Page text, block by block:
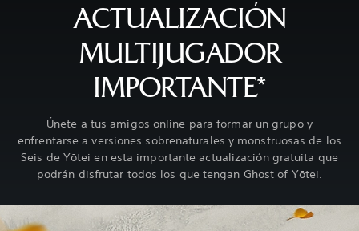
ACTUALIZACIÓN
MULTIJUGADOR
IMPORTANTE*
Únete a tus amigos online para formar un grupo y
enfrentarse a versiones sobrenaturales y monstruosas de los
Seis de Yōtei en esta importante actualización gratuita que
podrán disfrutar todos los que tengan Ghost of Yōtei.